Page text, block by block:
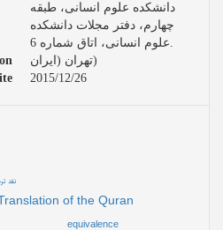
دانشکده علوم انسانی، طبقه
چهارم، دفتر مجلات دانشکده
علوم انسانی، اتاق شماره 6.
تهران (ایران)
2015/12/26
of the Quran
equivalence
نقد